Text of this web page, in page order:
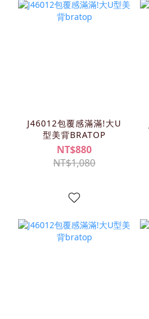
J46012包覆感滿滿!大U
型美背BRATOP
NT$880
NT$1,080